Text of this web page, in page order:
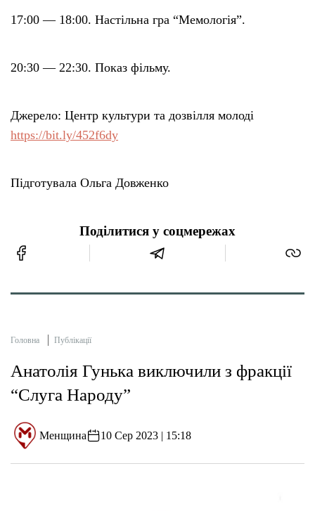
17:00 — 18:00. Настільна гра “Мемологія”.
20:30 — 22:30. Показ фільму.
Джерело: Центр культури та дозвілля молоді
https://bit.ly/452f6dy
Підготувала Ольга Довженко
Поділитися у соцмережах
Головна Публікації
Анатолія Гунька виключили з фракції
“Слуга Народу”
Менщина 10 Сер 2023 | 15:18